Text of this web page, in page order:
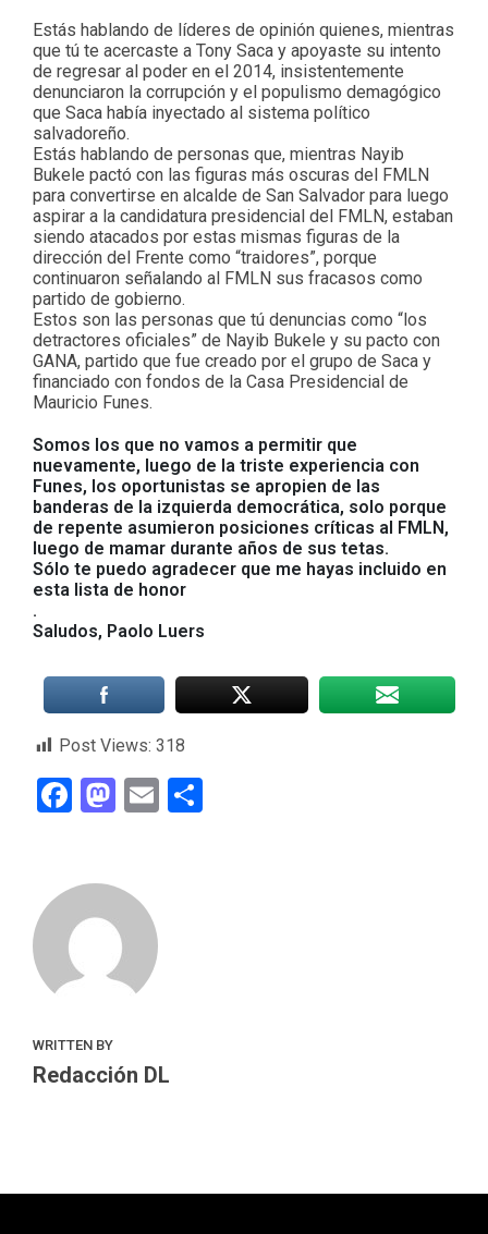
Estás hablando de líderes de opinión quienes, mientras
que tú te acercaste a Tony Saca y apoyaste su intento
de regresar al poder en el 2014, insistentemente
denunciaron la corrupción y el populismo demagógico
que Saca había inyectado al sistema político
salvadoreño.
Estás hablando de personas que, mientras Nayib
Bukele pactó con las figuras más oscuras del FMLN
para convertirse en alcalde de San Salvador para luego
aspirar a la candidatura presidencial del FMLN, estaban
siendo atacados por estas mismas figuras de la
dirección del Frente como “traidores”, porque
continuaron señalando al FMLN sus fracasos como
partido de gobierno.
Estos son las personas que tú denuncias como “los
detractores oficiales” de Nayib Bukele y su pacto con
GANA, partido que fue creado por el grupo de Saca y
financiado con fondos de la Casa Presidencial de
Mauricio Funes.
Somos los que no vamos a permitir que
nuevamente, luego de la triste experiencia con
Funes, los oportunistas se apropien de las
banderas de la izquierda democrática, solo porque
de repente asumieron posiciones críticas al FMLN,
luego de mamar durante años de sus tetas.
Sólo te puedo agradecer que me hayas incluido en
esta lista de honor
.
Saludos, Paolo Luers
Post Views: 318
Facebook
Mastodon
Email
WRITTEN BY
Redacción DL